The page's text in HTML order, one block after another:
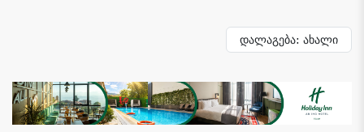
დალაგება: ახალი